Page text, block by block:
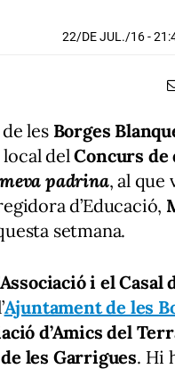
22/DE JUL./16-
de les Borges
local delConcurs
padrina, al que
d’Educació,
setmana.
Associació i el Casal
Ajuntament de les
d’Amics del
les Garrigues. Hi